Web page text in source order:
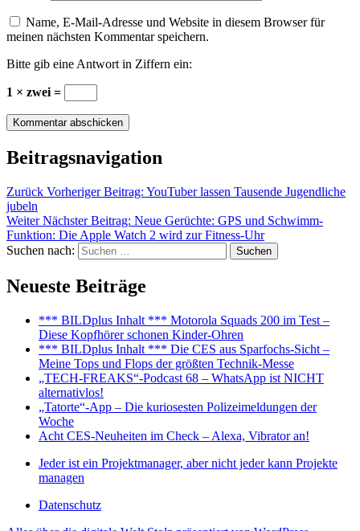
Name, E-Mail-Adresse und Website in diesem Browser für
meinen nächsten Kommentar speichern.
Bitte gib eine Antwort in Ziffern ein:
1 × zwei =
Beitragsnavigation
Zurück Vorheriger Beitrag: YouTuber lassen Tausende Jugendliche
jubeln
Weiter Nächster Beitrag: Neue Gerüchte: GPS und Schwimm-
Funktion: Die Apple Watch 2 wird zur Fitness-Uhr
Suchen nach:
Suchen
Neueste Beiträge
*** BILDplus Inhalt *** Motorola Squads 200 im Test –
Diese Kopfhörer schonen Kinder-Ohren
*** BILDplus Inhalt *** Die CES aus Sparfochs-Sicht –
Meine Tops und Flops der größten Technik-Messe
„TECH-FREAKS“-Podcast 68 – WhatsApp ist NICHT
alternativlos!
„Tatorte“-App – Die kuriosesten Polizeimeldungen der
Woche
Acht CES-Neuheiten im Check – Alexa, Vibrator an!
Jeder ist ein Projektmanager, aber nicht jeder kann Projekte
managen
Datenschutz